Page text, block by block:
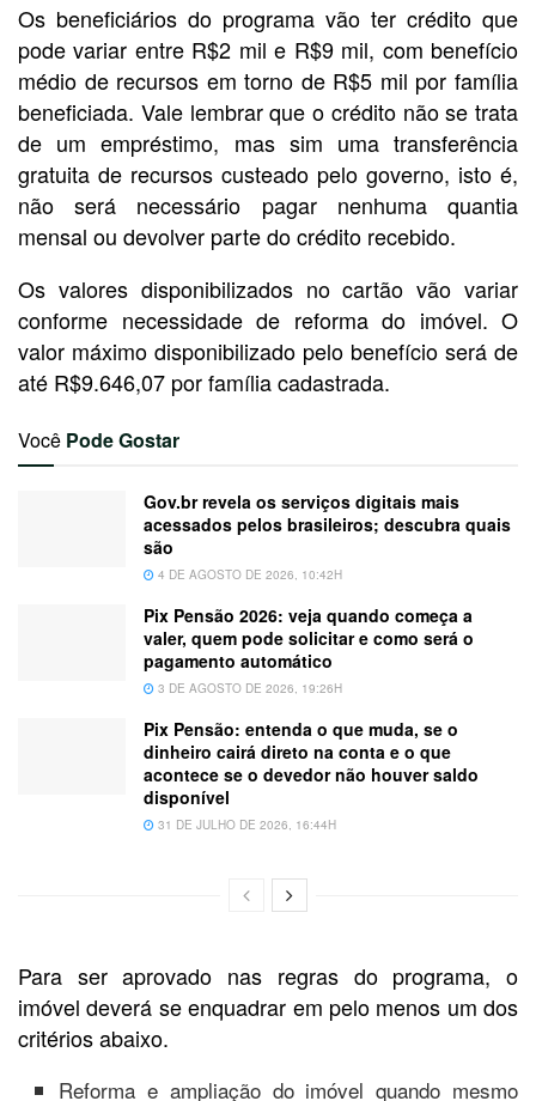
Os beneficiários do programa vão ter crédito que
pode variar entre R$2 mil e R$9 mil, com benefício
médio de recursos em torno de R$5 mil por família
beneficiada. Vale lembrar que o crédito não se trata
de um empréstimo, mas sim uma transferência
gratuita de recursos custeado pelo governo, isto é,
não será necessário pagar nenhuma quantia
mensal ou devolver parte do crédito recebido.
Os valores disponibilizados no cartão vão variar
conforme necessidade de reforma do imóvel. O
valor máximo disponibilizado pelo benefício será de
até R$9.646,07 por família cadastrada.
Você Pode Gostar
Gov.br revela os serviços digitais mais
acessados pelos brasileiros; descubra quais
são
4 DE AGOSTO DE 2026, 10:42H
Pix Pensão 2026: veja quando começa a
valer, quem pode solicitar e como será o
pagamento automático
3 DE AGOSTO DE 2026, 19:26H
Pix Pensão: entenda o que muda, se o
dinheiro cairá direto na conta e o que
acontece se o devedor não houver saldo
disponível
31 DE JULHO DE 2026, 16:44H
Para ser aprovado nas regras do programa, o
imóvel deverá se enquadrar em pelo menos um dos
critérios abaixo.
Reforma e ampliação do imóvel quando mesmo